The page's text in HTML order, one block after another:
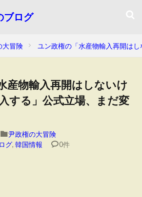
ブログ
大冒険 ユン政権の「水産物輸入再開は
産物輸入再開はしないけ
する」公式立場、まだ変
尹政権の大冒険
グ, 韓国情報 0件